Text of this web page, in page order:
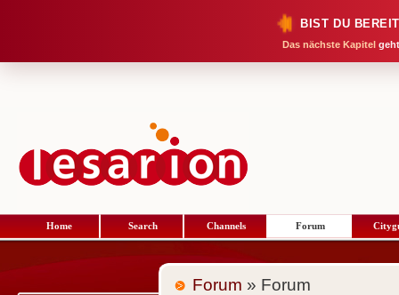
BIST DU
Das nächste Kapitel
Home Search Channels Forum
Forum » Forum